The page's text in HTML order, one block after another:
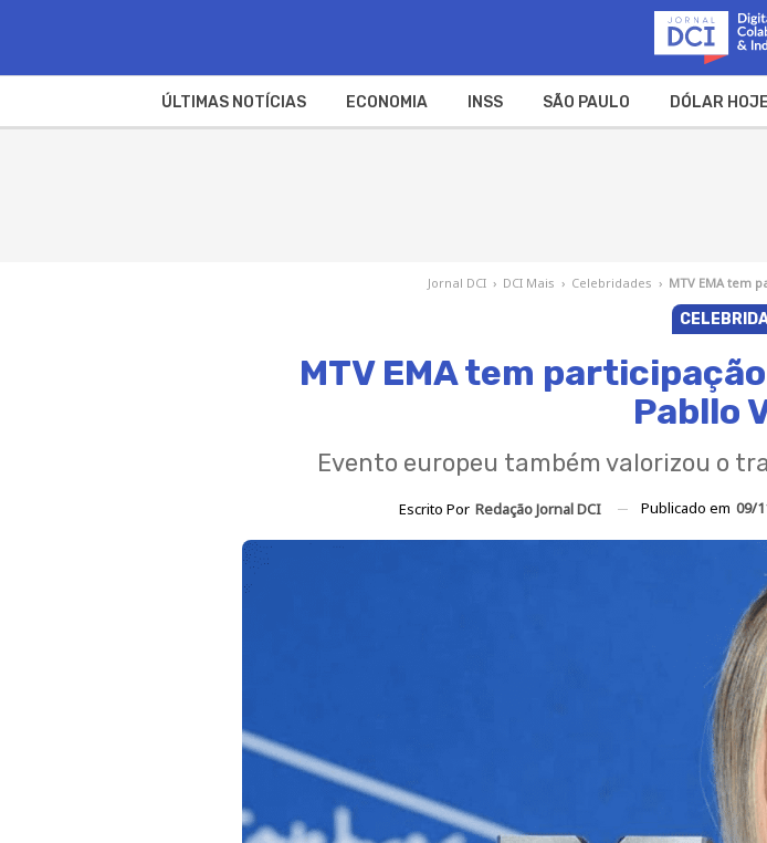
ÚLTIMAS NOTÍCIAS ECONOMIA INSS SÃO PAULO DÓLAR HOJE
Jornal DCI › DCI Mais › Celebridades › MTV EMA tem
MTV EMA tem
Pabllo
Evento europeu também valorizou o
Escrito Por Redação Jornal DCI Publicado em 09/